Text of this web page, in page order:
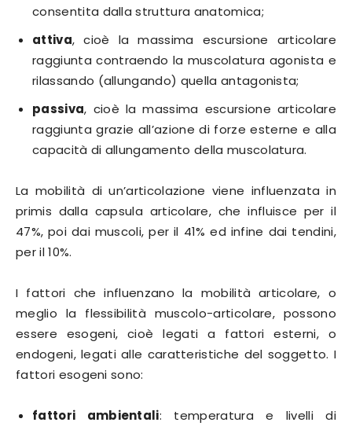
consentita dalla struttura anatomica;
attiva, cioè la massima escursione articolare
raggiunta contraendo la muscolatura agonista e
rilassando (allungando) quella antagonista;
passiva, cioè la massima escursione articolare
raggiunta grazie all’azione di forze esterne e alla
capacità di allungamento della muscolatura.
La mobilità di un’articolazione viene influenzata in
primis dalla capsula articolare, che influisce per il
47%, poi dai muscoli, per il 41% ed infine dai tendini,
per il 10%.
I fattori che influenzano la mobilità articolare, o
meglio la flessibilità muscolo-articolare, possono
essere esogeni, cioè legati a fattori esterni, o
endogeni, legati alle caratteristiche del soggetto. I
fattori esogeni sono:
fattori ambientali: temperatura e livelli di